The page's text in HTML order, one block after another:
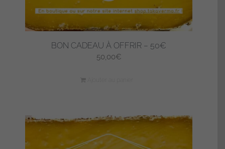
BON CADEAU À OFFRIR – 50€
50,00€